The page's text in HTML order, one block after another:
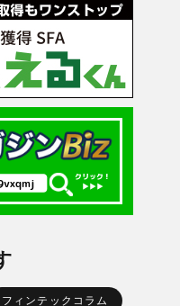
フィンテックコラム